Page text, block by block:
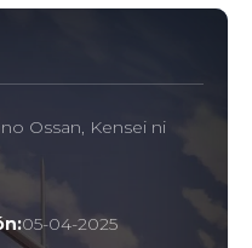
Ossan, Kensei ni
05-04-2025